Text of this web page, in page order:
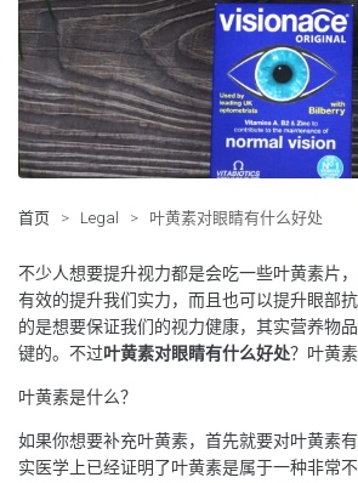
首页 > Legal > 叶黄素对眼睛有什么好处
不少人想要提升视力都是会吃一些叶黄素片
有效的提升我们实力，而且也可以提升眼部
的是想要保证我们的视力健康，其实营养物
键的。不过叶黄素对眼睛有什么好处？叶黄
叶黄素是什么？
如果你想要补充叶黄素，首先就要对叶黄素
实医学上已经证明了叶黄素是属于一种非常